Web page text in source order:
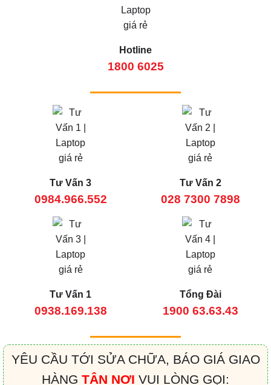
Hotline
1800 6025
Tư Vấn 3
0984.966.552
Tư Vấn 2
028 7300 7898
Tư Vấn 1
0938.169.138
Tổng Đài
1900 63.63.43
YÊU CẦU TỚI SỬA CHỮA, BÁO GIÁ GIAO
HÀNG TẬN NƠI VUI LÒNG GỌI: